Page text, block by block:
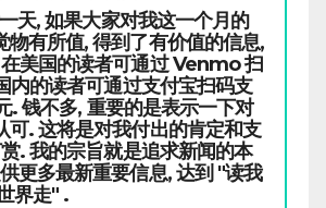
天, 如果大家对我这一个月的
物有所值, 得到了有价值的信息,
美国的读者可通过 Venmo 扫
内的读者可通过支付宝扫码支
. 钱不多, 重要的是表示一下对
可. 这将是对我付出的肯定和支
. 我的宗旨就是追求新闻的本
更多最新重要信息, 达到 "读我
界走" .